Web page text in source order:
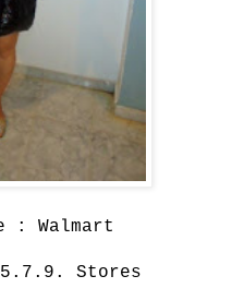
: Walmart
Stores